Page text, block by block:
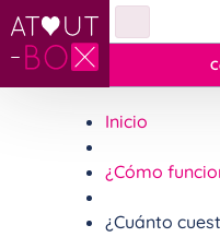
Inicio
¿Cómo
¿Cuánto